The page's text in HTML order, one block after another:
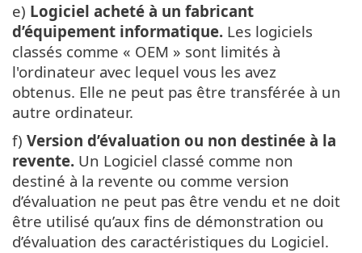
e) Logiciel acheté à un fabricant
d’équipement informatique. Les logiciels
classés comme « OEM » sont limités à
l'ordinateur avec lequel vous les avez
obtenus. Elle ne peut pas être transférée à un
autre ordinateur.
f) Version d’évaluation ou non destinée à la
revente. Un Logiciel classé comme non
destiné à la revente ou comme version
d’évaluation ne peut pas être vendu et ne doit
être utilisé qu’aux fins de démonstration ou
d’évaluation des caractéristiques du Logiciel.